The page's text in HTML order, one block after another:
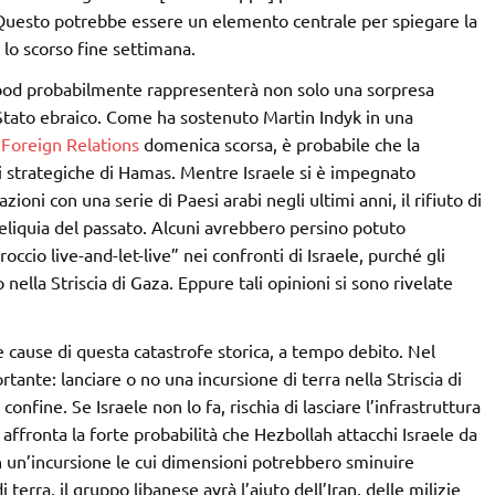
potrebbe essere un elemento centrale per spiegare la
scorso fine settimana.
probabilmente rappresenterà non solo una sorpresa
ebraico. Come ha sostenuto Martin Indyk in una
Relationsdomenica scorsa, è probabile che la
di Hamas. Mentre Israele si è impegnato
con una serie di Paesi arabi negli ultimi anni, il rifiuto di
del passato. Alcuni avrebbero persino potuto
live-and-let-live” nei confronti di Israele, purché gli
Striscia di Gaza. Eppure tali opinioni si sono rivelate
di questa catastrofe storica, a tempo debito. Nel
lanciare o no una incursione di terra nella Striscia di
Se Israele non lo fa, rischia di lasciare l’infrastruttura
la forte probabilità che Hezbollah attacchi Israele da
le cui dimensioni potrebbero sminuire
terra, il gruppo libanese avrà l’aiuto dell’Iran, delle milizie